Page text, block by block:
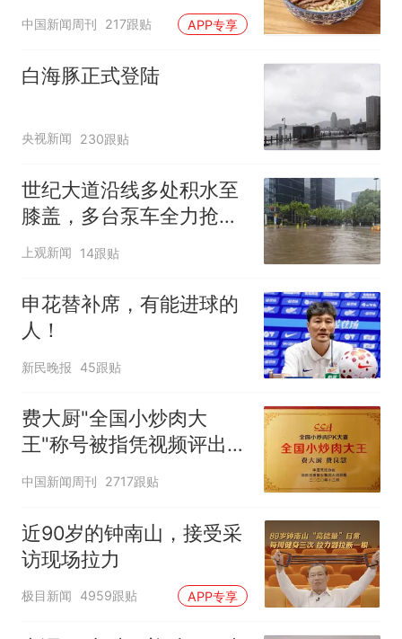
中国新闻周刊 217跟贴 APP专享
白海豚正式登陆
央视新闻 230跟贴
世纪大道沿线多处积水至
膝盖，多台泵车全力抢
排，建议市民尽量避免附
上观新闻 14跟贴
申花替补席，有能进球的
人！
新民晚报 45跟贴
费大厨"全国小炒肉大
王"称号被指凭视频评出
官方回应
中国新闻周刊 2717跟贴
近90岁的钟南山，接受采
访现场拉力
极目新闻 4959跟贴 APP专享